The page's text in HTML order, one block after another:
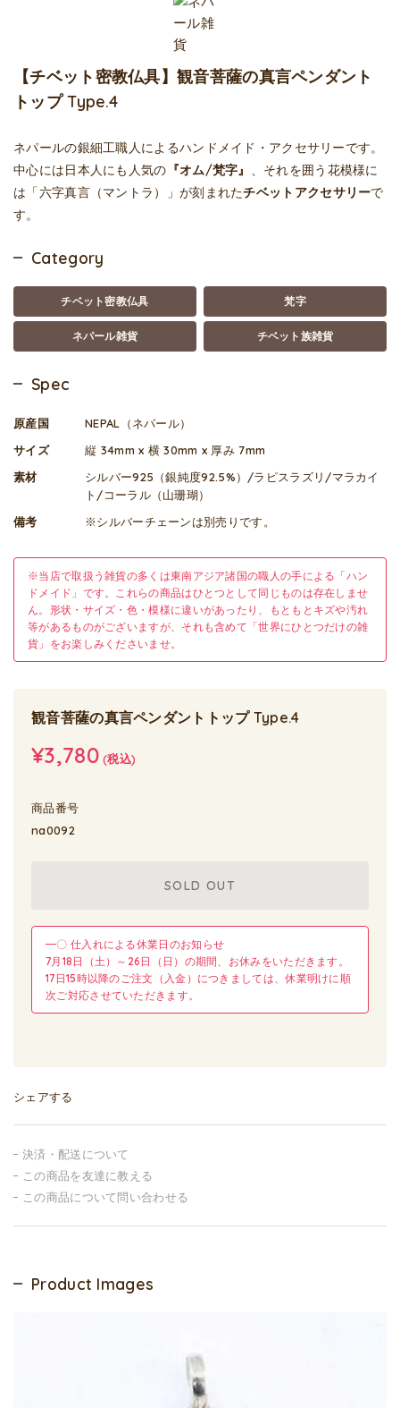
【チベット密教仏具】観音菩薩の真言ペンダント
トップ Type.4
ネパールの銀細工職人によるハンドメイド・アクセサリーです。
中心には日本人にも人気の 『オム/梵字』 、それを囲う花模様に
は「六字真言（マントラ）」が刻まれたチベットアクセサリーで
す。
Category
チベット密教仏具 梵字
ネパール雑貨 チベット族雑貨
Spec
原産国
NEPAL（ネパール）
サイズ
縦 34mm x 横 30mm x 厚み 7mm
素材
シルバー925（銀純度92.5%）/ラピスラズリ/マラカイ
ト/コーラル（山珊瑚）
備考
※シルバーチェーンは別売りです。
※当店で取扱う雑貨の多くは東南アジア諸国の職人の手による「ハン
ドメイド」です。これらの商品はひとつとして同じものは存在しませ
ん。形状・サイズ・色・模様に違いがあったり、もともとキズや汚れ
等があるものがございますが、それも含めて「世界にひとつだけの雑
貨」をお楽しみくださいませ。
観音菩薩の真言ペンダントトップ Type.4
¥3,780(税込)
商品番号
na0092
SOLD OUT
━〇 仕入れによる休業日のお知らせ
7月18日（土）～26日（日）の期間、お休みをいただきます。
17日15時以降のご注文（入金）につきましては、休業明けに順
次ご対応させていただきます。
シェアする
決済・配送について
この商品を友達に教える
この商品について問い合わせる
Product Images